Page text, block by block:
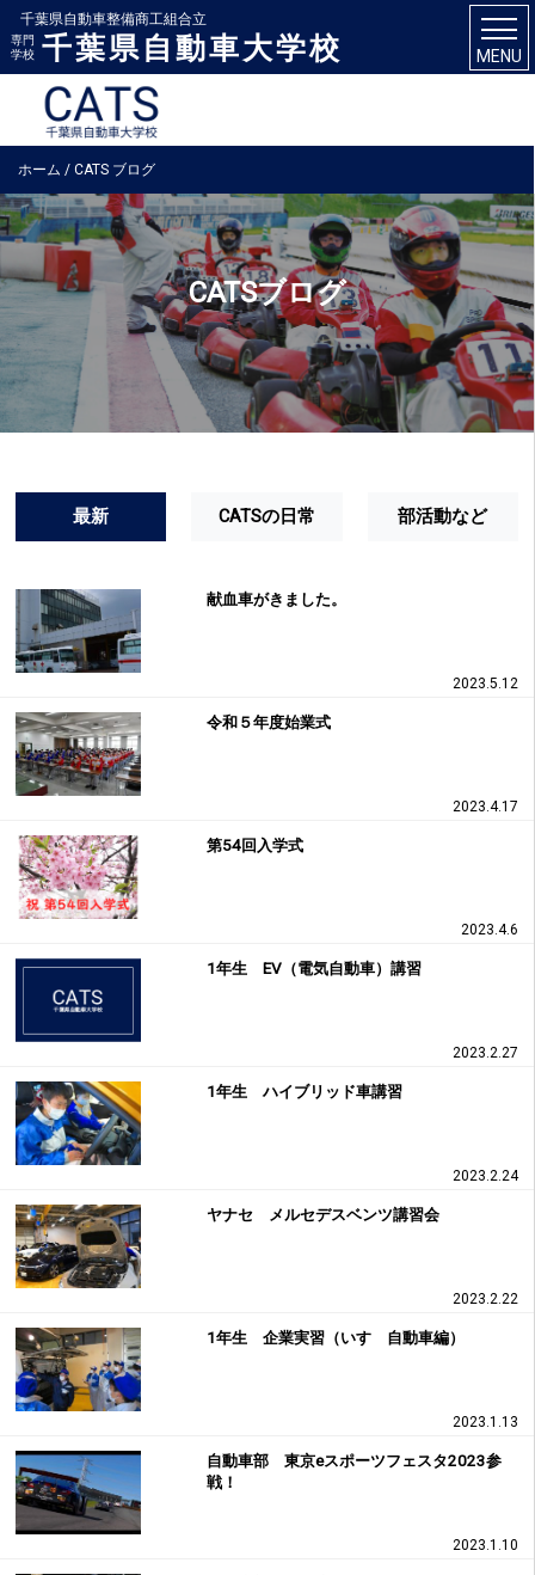
ホーム / CATS ブログ
千葉県自動車整備商工組合立
専門
学校 千葉県自動車大学校 MENU
CATSブログ
最新 CATSの日常 部活動など
献血車がきました。
2023.5.12
令和５年度始業式
2023.4.17
第54回入学式
2023.4.6
1年生 EV（電気自動車）講習
2023.2.27
1年生 ハイブリッド車講習
2023.2.24
ヤナセ メルセデスベンツ講習会
2023.2.22
1年生 企業実習（いすゞ自動車編）
2023.1.13
自動車部 東京eスポーツフェスタ2023参
戦！
2023.1.10